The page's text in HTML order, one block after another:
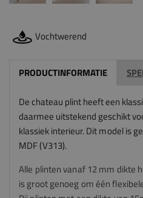
Vochtwerend
PRODUCTINFORMATIE
De chateau plint heeft een
daarmee uitstekend geschikt
klassiek interieur.Dit model is
MDF (V313).
Alle plinten vanaf 12 mm dikte
is groot genoeg om één